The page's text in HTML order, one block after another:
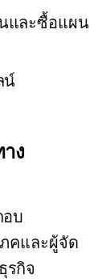
และซื้อแผน
น์
ง
บ
คและผู้จัด
รกิจ